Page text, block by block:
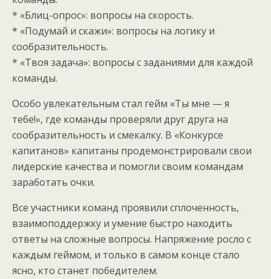
* «Блиц-опрос»: вопросы на скорость.
* «Подумай и скажи»: вопросы на логику и
сообразительность.
* «Твоя задача»: вопросы с заданиями для каждой
команды.
Особо увлекательным стал гейм «Ты мне — я
тебе!», где команды проверяли друг друга на
сообразительность и смекалку. В «Конкурсе
капитанов» капитаны продемонстрировали свои
лидерские качества и помогли своим командам
заработать очки.
Все участники команд проявили сплоченность,
взаимоподдержку и умение быстро находить
ответы на сложные вопросы. Напряжение росло с
каждым геймом, и только в самом конце стало
ясно, кто станет победителем.